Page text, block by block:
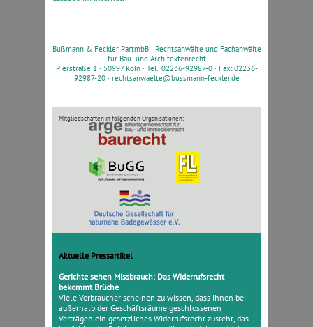
Bußmann & Feckler PartmbB · Rechtsanwälte und Fachanwälte
für Bau- und Architektenrecht
Pierstraße 1 · 50997 Köln · Tel.: 02236-92987-0 · Fax: 02236-
92987-20 · rechtsanwaelte@bussmann-feckler.de
Mitgliedschaften in folgenden Organisationen:
Aktuelle Pressartikel
Gerichte sehen Missbrauch: Das Widerrufsrecht
bekommt Brüche
Viele Verbraucher scheinen zu wissen, dass ihnen bei
außerhalb der Geschäftsräume geschlossenen
Verträgen ein gesetzliches Widerrufsrecht zusteht, das